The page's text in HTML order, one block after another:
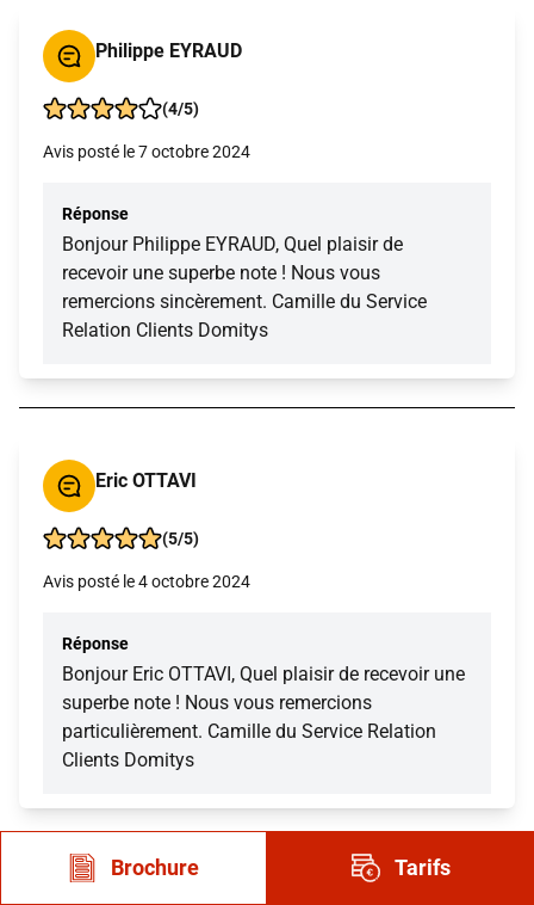
Philippe EYRAUD
(4/5)
Avis posté le 7 octobre 2024
Réponse
Bonjour Philippe EYRAUD, Quel plaisir de
recevoir une superbe note ! Nous vous
remercions sincèrement. Camille du Service
Relation Clients Domitys
Eric OTTAVI
(5/5)
Avis posté le 4 octobre 2024
Réponse
Bonjour Eric OTTAVI, Quel plaisir de recevoir une
superbe note ! Nous vous remercions
particulièrement. Camille du Service Relation
Clients Domitys
Brochure Tarifs